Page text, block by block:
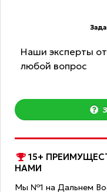
Наши эксперты
любой вопрос
15+
НАМИ
Мы №1 на Дальнем